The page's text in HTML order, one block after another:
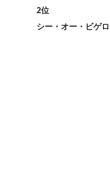
2位
シー・オー・ビゲ